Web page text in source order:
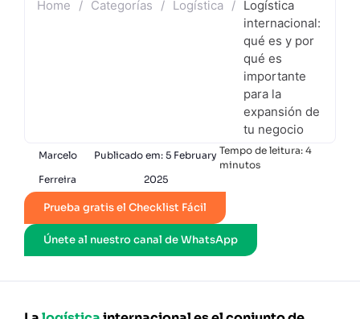
Home / Categorías / Logística / Logística
internacional:
qué es y por
qué es
importante
para la
expansión de
tu negocio
Marcelo
Ferreira
Publicado em: 5 February
2025
Tempo de leitura: 4
minutos
Prueba gratis el Checklist Fácil
Únete al nuestro canal de WhatsApp